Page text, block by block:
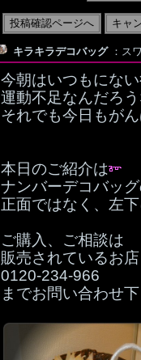
キラキラデコバッグ ：ス
今朝はいつもにな
運動不足なんだろ
それでも今日もが
本日のご紹介は
ナンバーデコバッ
正面ではなく、左
ご購入、ご相談は
販売されているお店
0120‐234‐966
までお問い合わせ